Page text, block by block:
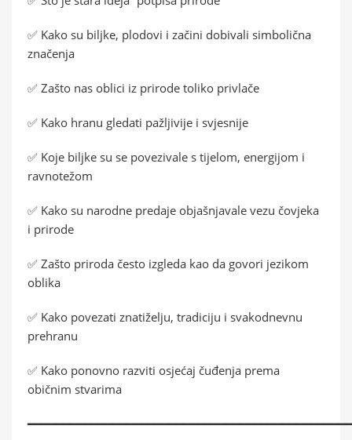
✅ Kako su biljke, plodovi i začini dobivali simbolična
značenja
✅ Zašto nas oblici iz prirode toliko privlače
✅ Kako hranu gledati pažljivije i svjesnije
✅ Koje biljke su se povezivale s tijelom, energijom i
ravnotežom
✅ Kako su narodne predaje objašnjavale vezu čovjeka
i prirode
✅ Zašto priroda često izgleda kao da govori jezikom
oblika
✅ Kako povezati znatiželju, tradiciju i svakodnevnu
prehranu
✅ Kako ponovno razviti osjećaj čuđenja prema
običnim stvarima